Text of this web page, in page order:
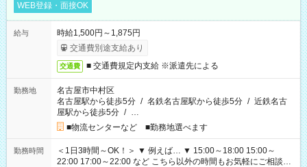
WEB登録・面接OK
給与
時給1,500円～1,875円
交通費別途支給あり
交通費 ■ 交通費規定内支給 ※派遣先による
勤務地
名古屋市中村区
名古屋駅から徒歩5分 / 名鉄名古屋駅から徒歩5分 / 近鉄名古
屋駅から徒歩5分 / …
■物流センターなど ■勤務地選べます
勤務時間
＜1日3時間～OK！＞ ▼ 例えば… ▼ 15:00～18:00 15:00～
22:00 17:00～22:00 など こちら以外の時間もお気軽にご相談く